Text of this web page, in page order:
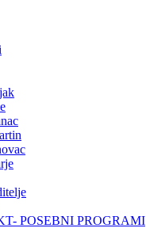
POSEBNI PROGRAMI